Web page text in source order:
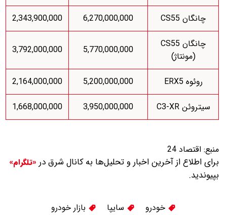
چانگان CS55 6,270,000,000
2,343,900,000
چانگان CS55
(مونتاژ)
5,770,000,000
3,792,000,000
روئوه ERX5 5,200,000,000
2,164,000,000
سیتروئن C3-XR
3,950,000,000
1,668,000,000
منبع: اقتصاد 24
برای اطلاع از آخرین اخبار و تحلیل‌ها به کانال شرق در «تلگرام»
بپیوندید.
خودرو سایپا بازار خودرو